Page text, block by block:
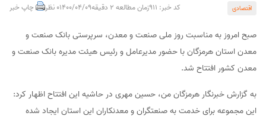
اقتصادی کد خبر: 911 زمان مطالعه 2 دقیقه 1400/04/090 نظر چاپ خبر
صبح امروز به مناسبت روز ملی صنعت و معدن، سرپرستی بانک صنعت و
معدن استان هرمزگان با حضور مدیرعامل و رئیس هیئت مدیره بانک صنعت و
معدن کشور افتتاح شد.
به گزارش خبرنگار هرمزگان من، حسین مهری در حاشیه این افتتاح اظهار کرد:
این مجموعه برای خدمت به صنعتگران و معدنکاران این استان ایجاد شده